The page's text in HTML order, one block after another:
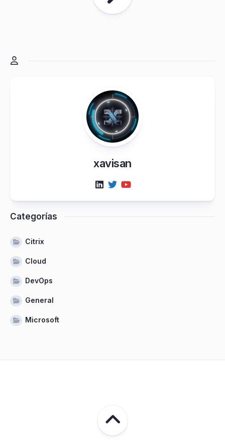
xavisan
Categorías
Citrix
Cloud
DevOps
General
Microsoft